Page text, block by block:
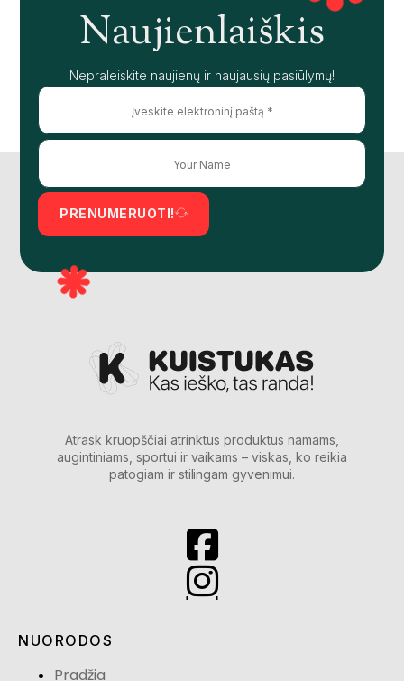
Naujienlaiškis
Nepraleiskite naujienų ir naujausių pasiūlymų!
PRENUMERUOTI!
Atrask kruopščiai atrinktus produktus namams,
augintiniams, sportui ir vaikams – viskas, ko reikia
patogiam ir stilingam gyvenimui.
NUORODOS
Pradžia